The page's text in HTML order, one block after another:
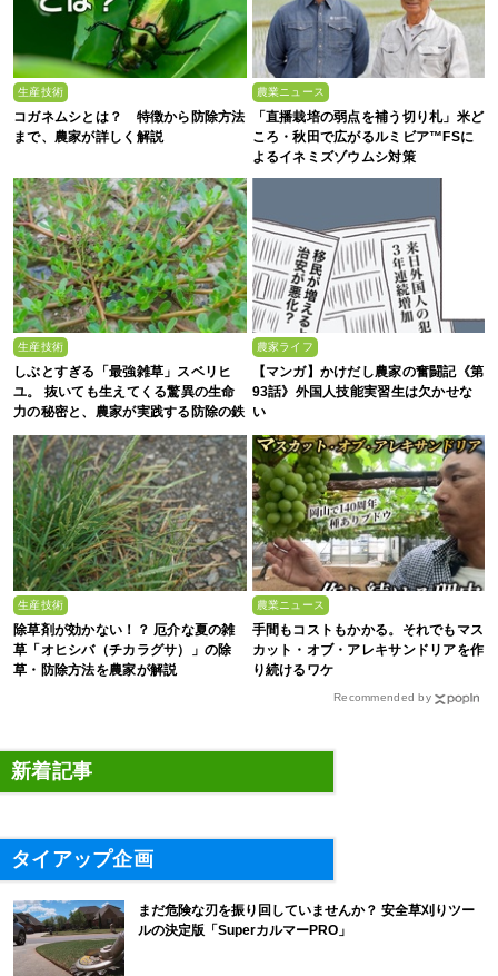
生産技術
コガネムシとは？ 特徴から防除方法
まで、農家が詳しく解説
農業ニュース
「直播栽培の弱点を補う切り札」米ど
ころ・秋田で広がるルミビア™FSに
よるイネミズゾウムシ対策
生産技術
しぶとすぎる「最強雑草」スベリヒ
ユ。 抜いても生えてくる驚異の生命
力の秘密と、農家が実践する防除の鉄
則
農家ライフ
【マンガ】かけだし農家の奮闘記《第
93話》外国人技能実習生は欠かせな
い
生産技術
除草剤が効かない！？ 厄介な夏の雑
草「オヒシバ（チカラグサ）」の除
草・防除方法を農家が解説
農業ニュース
手間もコストもかかる。それでもマス
カット・オブ・アレキサンドリアを作
り続けるワケ
Recommended by
新着記事
タイアップ企画
まだ危険な刃を振り回していませんか？ 安全草刈りツー
ルの決定版「SuperカルマーPRO」